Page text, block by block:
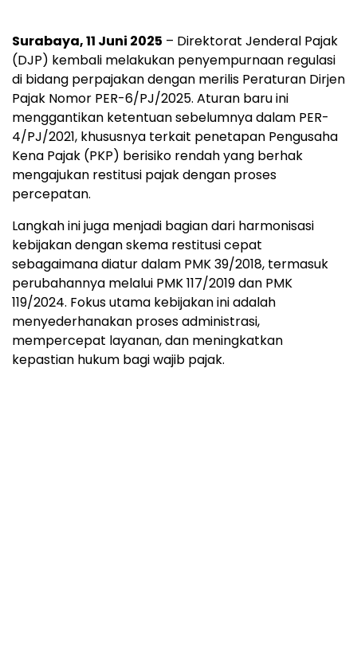
Surabaya, 11 Juni 2025 – Direktorat Jenderal Pajak
(DJP) kembali melakukan penyempurnaan regulasi
di bidang perpajakan dengan merilis Peraturan Dirjen
Pajak Nomor PER-6/PJ/2025. Aturan baru ini
menggantikan ketentuan sebelumnya dalam PER-
4/PJ/2021, khususnya terkait penetapan Pengusaha
Kena Pajak (PKP) berisiko rendah yang berhak
mengajukan restitusi pajak dengan proses
percepatan.
Langkah ini juga menjadi bagian dari harmonisasi
kebijakan dengan skema restitusi cepat
sebagaimana diatur dalam PMK 39/2018, termasuk
perubahannya melalui PMK 117/2019 dan PMK
119/2024. Fokus utama kebijakan ini adalah
menyederhanakan proses administrasi,
mempercepat layanan, dan meningkatkan
kepastian hukum bagi wajib pajak.